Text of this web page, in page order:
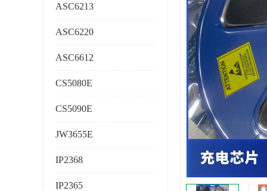
ASC6213
ASC6220
ASC6612
CS5080E
CS5090E
JW3655E
IP2368
IP2365